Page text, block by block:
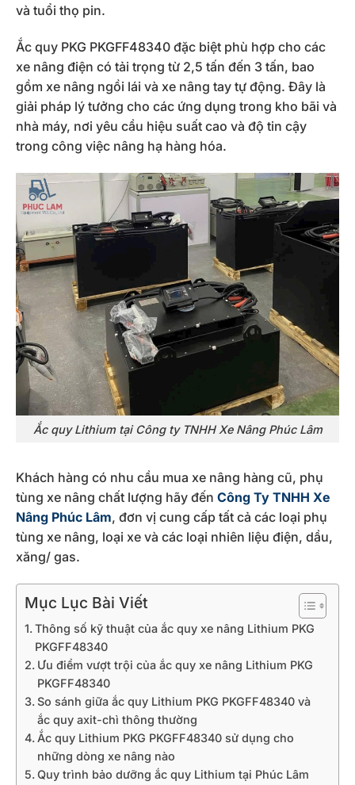
và tuổi thọ pin.
Ắc quy PKG PKGFF48340 đặc biệt phù hợp cho các
xe nâng điện có tải trọng từ 2,5 tấn đến 3 tấn, bao
gồm xe nâng ngồi lái và xe nâng tay tự động. Đây là
giải pháp lý tưởng cho các ứng dụng trong kho bãi và
nhà máy, nơi yêu cầu hiệu suất cao và độ tin cậy
trong công việc nâng hạ hàng hóa.
Ắc quy Lithium tại Công ty TNHH Xe Nâng Phúc Lâm
Khách hàng có nhu cầu mua xe nâng hàng cũ, phụ
tùng xe nâng chất lượng hãy đến Công Ty TNHH Xe
Nâng Phúc Lâm, đơn vị cung cấp tất cả các loại phụ
tùng xe nâng, loại xe và các loại nhiên liệu điện, dầu,
xăng/ gas.
Mục Lục Bài Viết
Thông số kỹ thuật của ắc quy xe nâng Lithium PKG
PKGFF48340
Ưu điểm vượt trội của ắc quy xe nâng Lithium PKG
PKGFF48340
So sánh giữa ắc quy Lithium PKG PKGFF48340 và
ắc quy axit-chì thông thường
Ắc quy Lithium PKG PKGFF48340 sử dụng cho
những dòng xe nâng nào
Quy trình bảo dưỡng ắc quy Lithium tại Phúc Lâm